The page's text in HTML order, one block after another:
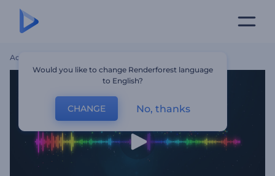
Accueil
Would you like to change Renderforest language
to English?
CHANGE No, thanks